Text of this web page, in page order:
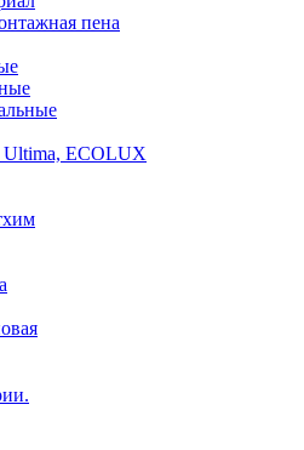
пена
ECOLUX